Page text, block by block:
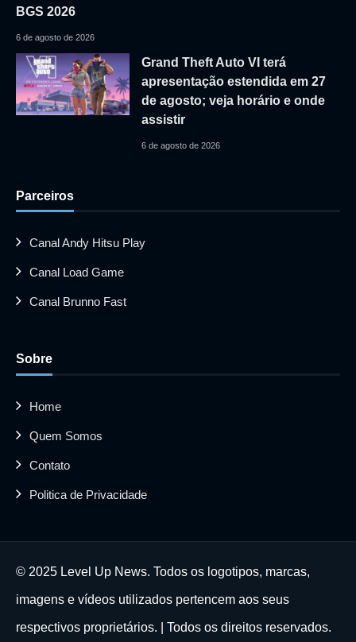
BGS 2026
6 de agosto de 2026
Grand Theft Auto VI terá
apresentação estendida em 27
de agosto; veja horário e onde
assistir
6 de agosto de 2026
Parceiros
Canal Andy Hitsu Play
Canal Load Game
Canal Brunno Fast
Sobre
Home
Quem Somos
Contato
Politica de Privacidade
© 2025 Level Up News. Todos os logotipos, marcas,
imagens e vídeos utilizados pertencem aos seus
respectivos proprietários. | Todos os direitos reservados.